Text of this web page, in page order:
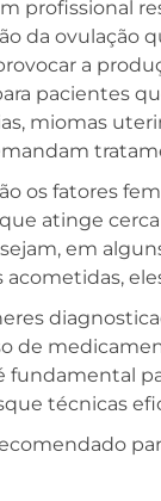
profissional
da ovulação
a
pacientes
miomas
os fatores
atinge
em
acometidas,
de
fundamental
técnicas